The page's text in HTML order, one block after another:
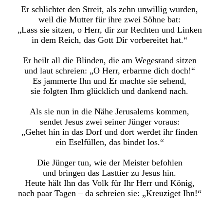
Er schlichtet den Streit, als zehn unwillig wurden,
weil die Mutter für ihre zwei Söhne bat:
„Lass sie sitzen, o Herr, dir zur Rechten und Linken
in dem Reich, das Gott Dir vorbereitet hat.“
Er heilt all die Blinden, die am Wegesrand sitzen
und laut schreien: „O Herr, erbarme dich doch!“
Es jammerte Ihn und Er machte sie sehend,
sie folgten Ihm glücklich und dankend nach.
Als sie nun in die Nähe Jerusalems kommen,
sendet Jesus zwei seiner Jünger voraus:
„Gehet hin in das Dorf und dort werdet ihr finden
ein Eselfüllen, das bindet los.“
Die Jünger tun, wie der Meister befohlen
und bringen das Lasttier zu Jesus hin.
Heute hält Ihn das Volk für Ihr Herr und König,
nach paar Tagen – da schreien sie: „Kreuziget Ihn!“